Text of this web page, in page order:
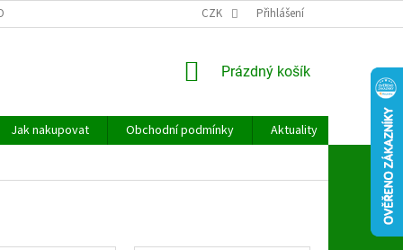
ÚDAJŮ CZK Přihlášení
NÁKUPNÍ
Prázdný košík
Jak nakupovat Obchodní podmínky Aktuality
Kontakt